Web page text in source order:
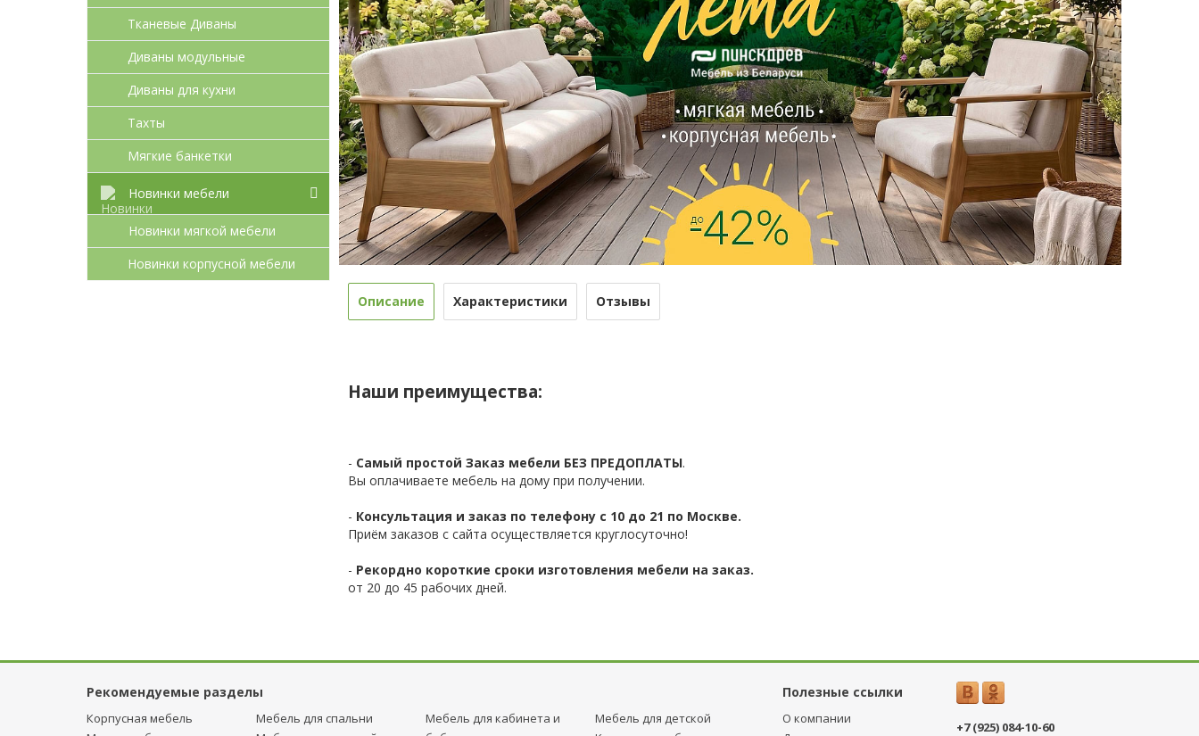
Тканевые Диваны
Диваны модульные
Диваны для кухни
Тахты
Мягкие банкетки
Новинки мебели
Новинки мягкой мебели
Новинки корпусной мебели
Описание Характеристики Отзывы
Наши преимущества:
- Самый простой Заказ мебели БЕЗ ПРЕДОПЛАТЫ.
Вы оплачиваете мебель на дому при получении.
- Консультация и заказ по телефону с 10 до 21 по Москве.
Приём заказов с сайта осуществляется круглосуточно!
- Рекордно короткие сроки изготовления мебели на заказ.
от 20 до 45 рабочих дней.
Рекомендуемые разделы Полезные ссылки
Корпусная мебель
Мебель для спальни
Мебель для кабинета и
Мебель для детcкой
О компании
+7 (925) 084-10-60